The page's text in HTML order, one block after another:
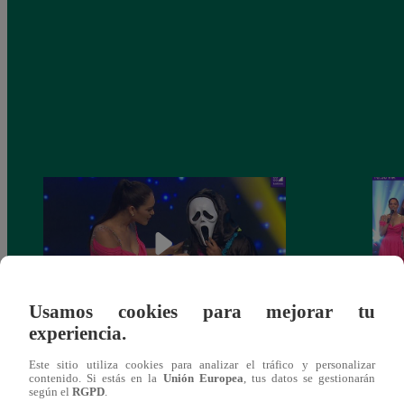
Yo Soy 30 de noviembre del 2018 –
Programa completo
gala
Usamos cookies para mejorar tu
experiencia.
Este sitio utiliza cookies para analizar el tráfico y personalizar
contenido. Si estás en la Unión Europea , tus datos se gestionarán
según el RGPD